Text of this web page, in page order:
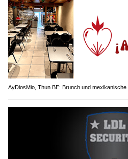
AyDiosMio, Thun BE: Brunch und